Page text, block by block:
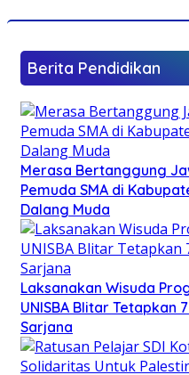
Berita Pendidikan
Merasa Bertanggung
Pemuda SMA di
Dalang Muda
Laksanakan Wisuda
UNISBA Blitar Tetapkan
Sarjana